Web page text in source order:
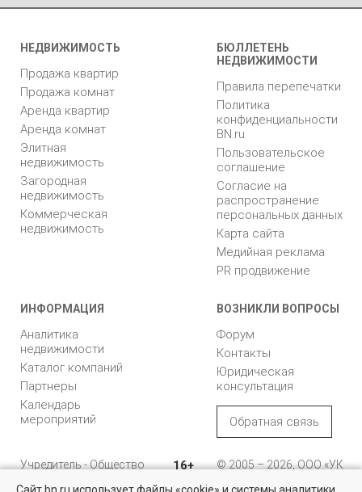
НЕДВИЖИМОСТЬ
Продажа квартир
Продажа комнат
Аренда квартир
Аренда комнат
Элитная
недвижимость
Загородная
недвижимость
Коммерческая
недвижимость
БЮЛЛЕТЕНЬ
НЕДВИЖИМОСТИ
Правила перепечатки
Политика
конфиденциальности
BN.ru
Пользовательское
соглашение
Согласие на
распространение
персональных данных
Карта сайта
Медийная реклама
PR продвижение
ИНФОРМАЦИЯ
Аналитика
недвижимости
Каталог компаний
Партнеры
Календарь
мероприятий
ВОЗНИКЛИ ВОПРОСЫ
Форум
Контакты
Юридическая
консультация
Обратная связь
Учредитель - Общество
16+
© 2005 – 2026, ООО «УК